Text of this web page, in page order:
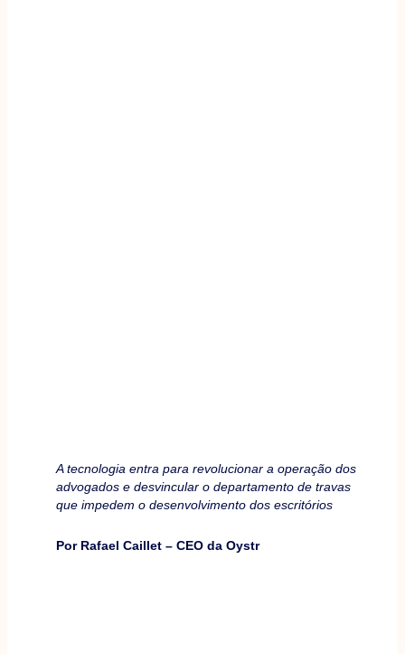
A tecnologia entra para revolucionar a operação dos
advogados e desvincular o departamento de travas
que impedem o desenvolvimento dos escritórios
Por Rafael Caillet – CEO da Oystr